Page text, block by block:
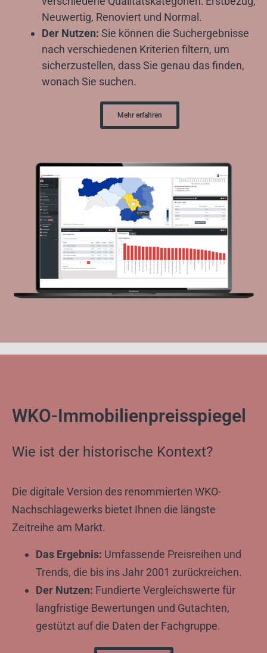
Neuwertig, Renoviert und Normal.
Der Nutzen: Sie können die Suchergebnisse
nach verschiedenen Kriterien filtern, um
sicherzustellen, dass Sie genau das finden,
wonach Sie suchen.
Mehr erfahren
WKO-Immobilienpreisspiegel
Wie ist der historische Kontext?
Die digitale Version des renommierten WKO-
Nachschlagewerks bietet Ihnen die längste
Zeitreihe am Markt.
Das Ergebnis: Umfassende Preisreihen und
Trends, die bis ins Jahr 2001 zurückreichen.
Der Nutzen: Fundierte Vergleichswerte für
langfristige Bewertungen und Gutachten,
gestützt auf die Daten der Fachgruppe.